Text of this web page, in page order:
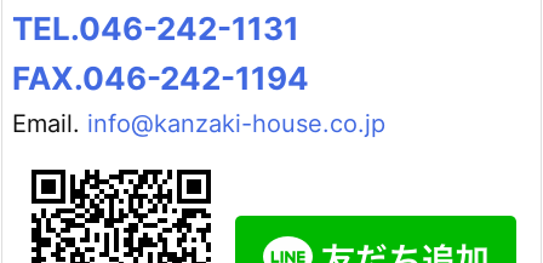
TEL.046-242-1131
FAX.046-242-1194
Email. info@kanzaki-house.co.jp